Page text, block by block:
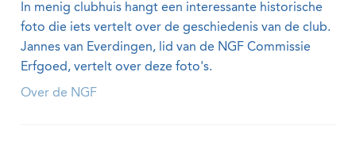
In menig clubhuis hangt een interessante historische
foto die iets vertelt over de geschiedenis van de club.
Jannes van Everdingen, lid van de NGF Commissie
Erfgoed, vertelt over deze foto's.
Over de NGF